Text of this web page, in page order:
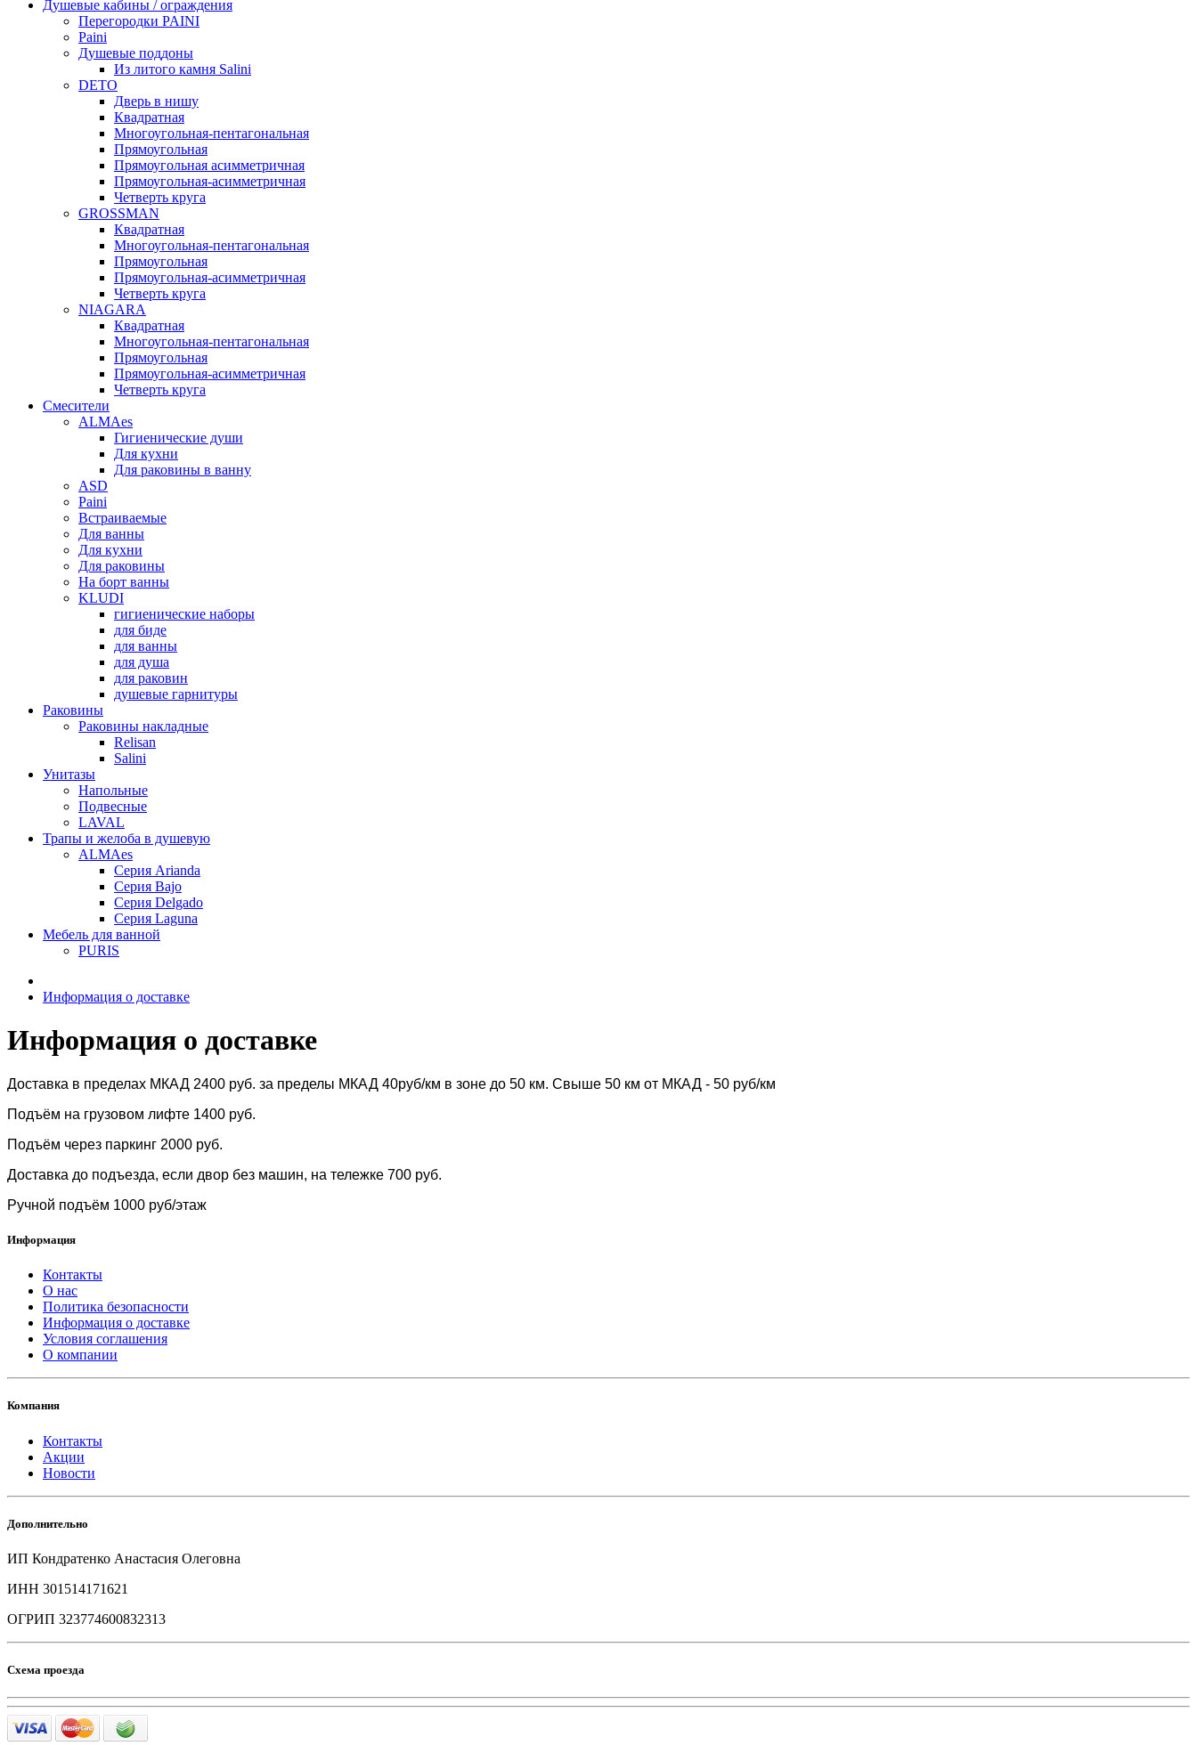
Душевые кабины / ограждения
Перегородки PAINI
Paini
Душевые поддоны
Из литого камня Salini
DETO
Дверь в нишу
Квадратная
Многоугольная-пентагональная
Прямоугольная
Прямоугольная асимметричная
Прямоугольная-асимметричная
Четверть круга
GROSSMAN
Квадратная
Многоугольная-пентагональная
Прямоугольная
Прямоугольная-асимметричная
Четверть круга
NIAGARA
Квадратная
Многоугольная-пентагональная
Прямоугольная
Прямоугольная-асимметричная
Четверть круга
Смесители
ALMAes
Гигиенические души
Для кухни
Для раковины в ванну
ASD
Paini
Встраиваемые
Для ванны
Для кухни
Для раковины
На борт ванны
KLUDI
гигиенические наборы
для биде
для ванны
для душа
для раковин
душевые гарнитуры
Раковины
Раковины накладные
Relisan
Salini
Унитазы
Напольные
Подвесные
LAVAL
Трапы и желоба в душевую
ALMAes
Серия Arianda
Серия Bajo
Серия Delgado
Серия Laguna
Мебель для ванной
PURIS
Информация о доставке
Информация о доставке
Доставка в пределах МКАД 2400 руб. за пределы МКАД 40руб/км в зоне до 50 км. Свыше 50 км от МКАД - 50 руб/км
Подъём на грузовом лифте 1400 руб.
Подъём через паркинг 2000 руб.
Доставка до подъезда, если двор без машин, на тележке 700 руб.
Ручной подъём 1000 руб/этаж
Информация
Контакты
О нас
Политика безопасности
Информация о доставке
Условия соглашения
О компании
Компания
Контакты
Акции
Новости
Дополнительно
ИП Кондратенко Анастасия Олеговна
ИНН 301514171621
ОГРИП 323774600832313
Схема проезда